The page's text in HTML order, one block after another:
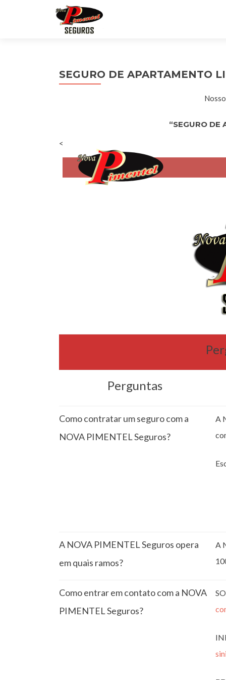
SEGURO DE APARTAMENTO
“SEGURO DE
<
Perguntas
Como contratar um seguro com a
NOVA PIMENTEL Seguros?
A
A NOVA PIMENTEL Seguros opera
em quais ramos?
A
Como entrar em contato com a NOVA
PIMENTEL Seguros?